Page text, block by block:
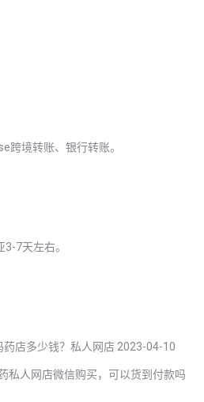
跨境转账、银行转账。
7天左右。
药店多少钱？私人网店 2023-04-10
私人网店微信购买，可以货到付款吗